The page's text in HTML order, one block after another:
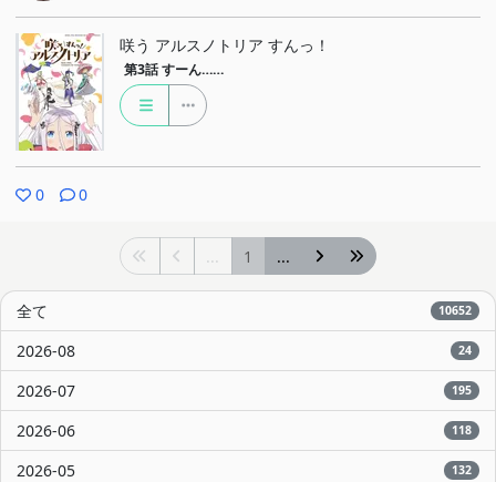
咲う アルスノトリア すんっ！
第3話 すーん……
0 0
... 1 ...
全て 10652
2026-08 24
2026-07 195
2026-06 118
2026-05 132